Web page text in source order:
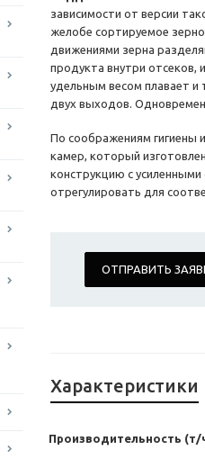
зависимости от версии
желобе сортируемое
движениями зерна
продукта внутри отсеков,
удельным весом плавает и
двух выходов.
По соображениям гигиены
камер, который
конструкцию с
отрегулировать для
ОТПРАВИТЬ
Характеристики
Производительность (т/